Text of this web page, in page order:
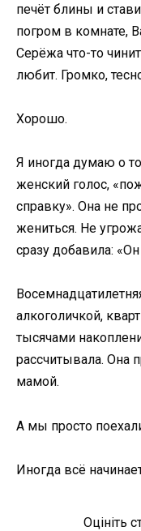
печёт блины и
погром в комнате,
Серёжа что-то
любит. Громко,
Хорошо.
Я иногда думаю о
женский голос,
справку». Она не
жениться. Не
сразу добавила:
алкоголичкой,
тысячами
рассчитывала. Она
мамой.
А мы просто
Иногда всё
Оцініть